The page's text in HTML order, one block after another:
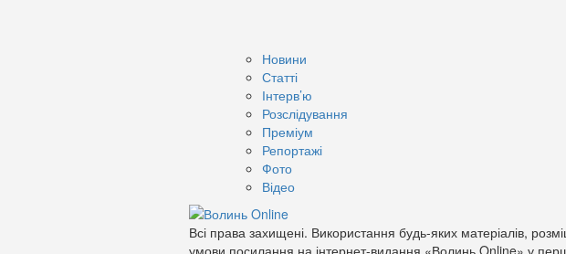
Новини
Статті
Інтерв’ю
Розслідування
Преміум
Репортажі
Фото
Відео
Всі права захищені. Використання будь-яких матеріалів,